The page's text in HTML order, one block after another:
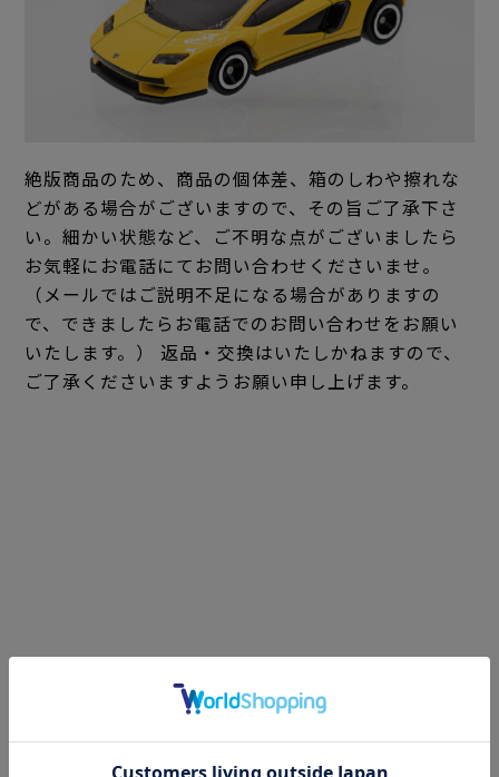
絶版商品のため、商品の個体差、箱のしわや擦れな
どがある場合がございますので、その旨ご了承下さ
い。細かい状態など、ご不明な点がございましたら
お気軽にお電話にてお問い合わせくださいませ。
（メールではご説明不足になる場合がありますの
で、できましたらお電話でのお問い合わせをお願い
いたします。） 返品・交換はいたしかねますので、
ご了承くださいますようお願い申し上げます。